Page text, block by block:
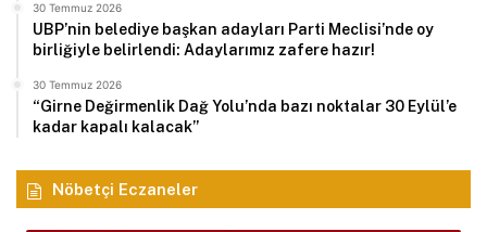
30 Temmuz 2026
UBP’nin belediye başkan adayları Parti Meclisi’nde oy
birliğiyle belirlendi: Adaylarımız zafere hazır!
30 Temmuz 2026
“Girne Değirmenlik Dağ Yolu’nda bazı noktalar 30 Eylül’e
kadar kapalı kalacak”
Nöbetçi Eczaneler